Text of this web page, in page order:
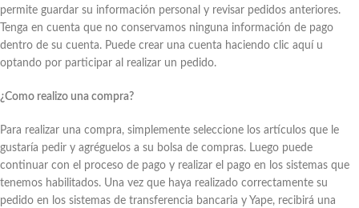
permite guardar su información personal y revisar pedidos anteriores.
Tenga en cuenta que no conservamos ninguna información de pago
dentro de su cuenta. Puede crear una cuenta haciendo clic aquí u
optando por participar al realizar un pedido.
¿Como realizo una compra?
Para realizar una compra, simplemente seleccione los artículos que le
gustaría pedir y agréguelos a su bolsa de compras. Luego puede
continuar con el proceso de pago y realizar el pago en los sistemas que
tenemos habilitados. Una vez que haya realizado correctamente su
pedido en los sistemas de transferencia bancaria y Yape, recibirá una